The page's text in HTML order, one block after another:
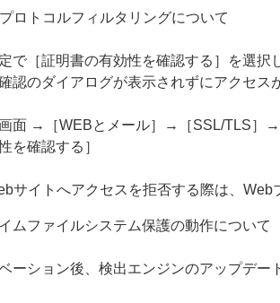
ロトコルフィルタリングについて
で［証明書の有効性を確認する］を選
認のダイアログが表示されずにアクセス
面 →［WEBとメール］→［SSL/TLS］
を確認する］
サイトへアクセスを拒否する際は、
ムファイルシステム保護の動作について
ーション後、検出エンジンのアップデ